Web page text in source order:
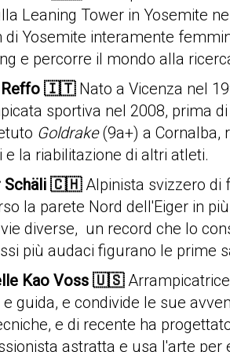
Leaning Tower in Yosemite
di Yosemite interamente
e percorre il mondo alla
🇮🇹Nato a Vicenza nel
sportiva nel 2008, prima
Goldrake(9a+) a Cornalba,
e la riabilitazione di altri atleti.
Schäli 🇨🇭Alpinista svizzero di
la parete Nord dell'Eiger in
diverse, un record che lo
più audaci figurano le prime
Kao Voss 🇺🇸
e guida, e condivide le sue
e di recente ha
astratta e usa l'arte